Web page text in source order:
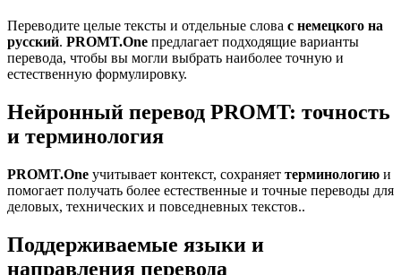
Переводите целые тексты и отдельные слова с немецкого на
русский. PROMT.One предлагает подходящие варианты
перевода, чтобы вы могли выбрать наиболее точную и
естественную формулировку.
Нейронный перевод PROMT: точность
и терминология
PROMT.One учитывает контекст, сохраняет терминологию и
помогает получать более естественные и точные переводы для
деловых, технических и повседневных текстов..
Поддерживаемые языки и
направления перевода